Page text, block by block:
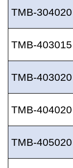
TMB-304020
TMB-403015
TMB-403020
TMB-404020
TMB-405020